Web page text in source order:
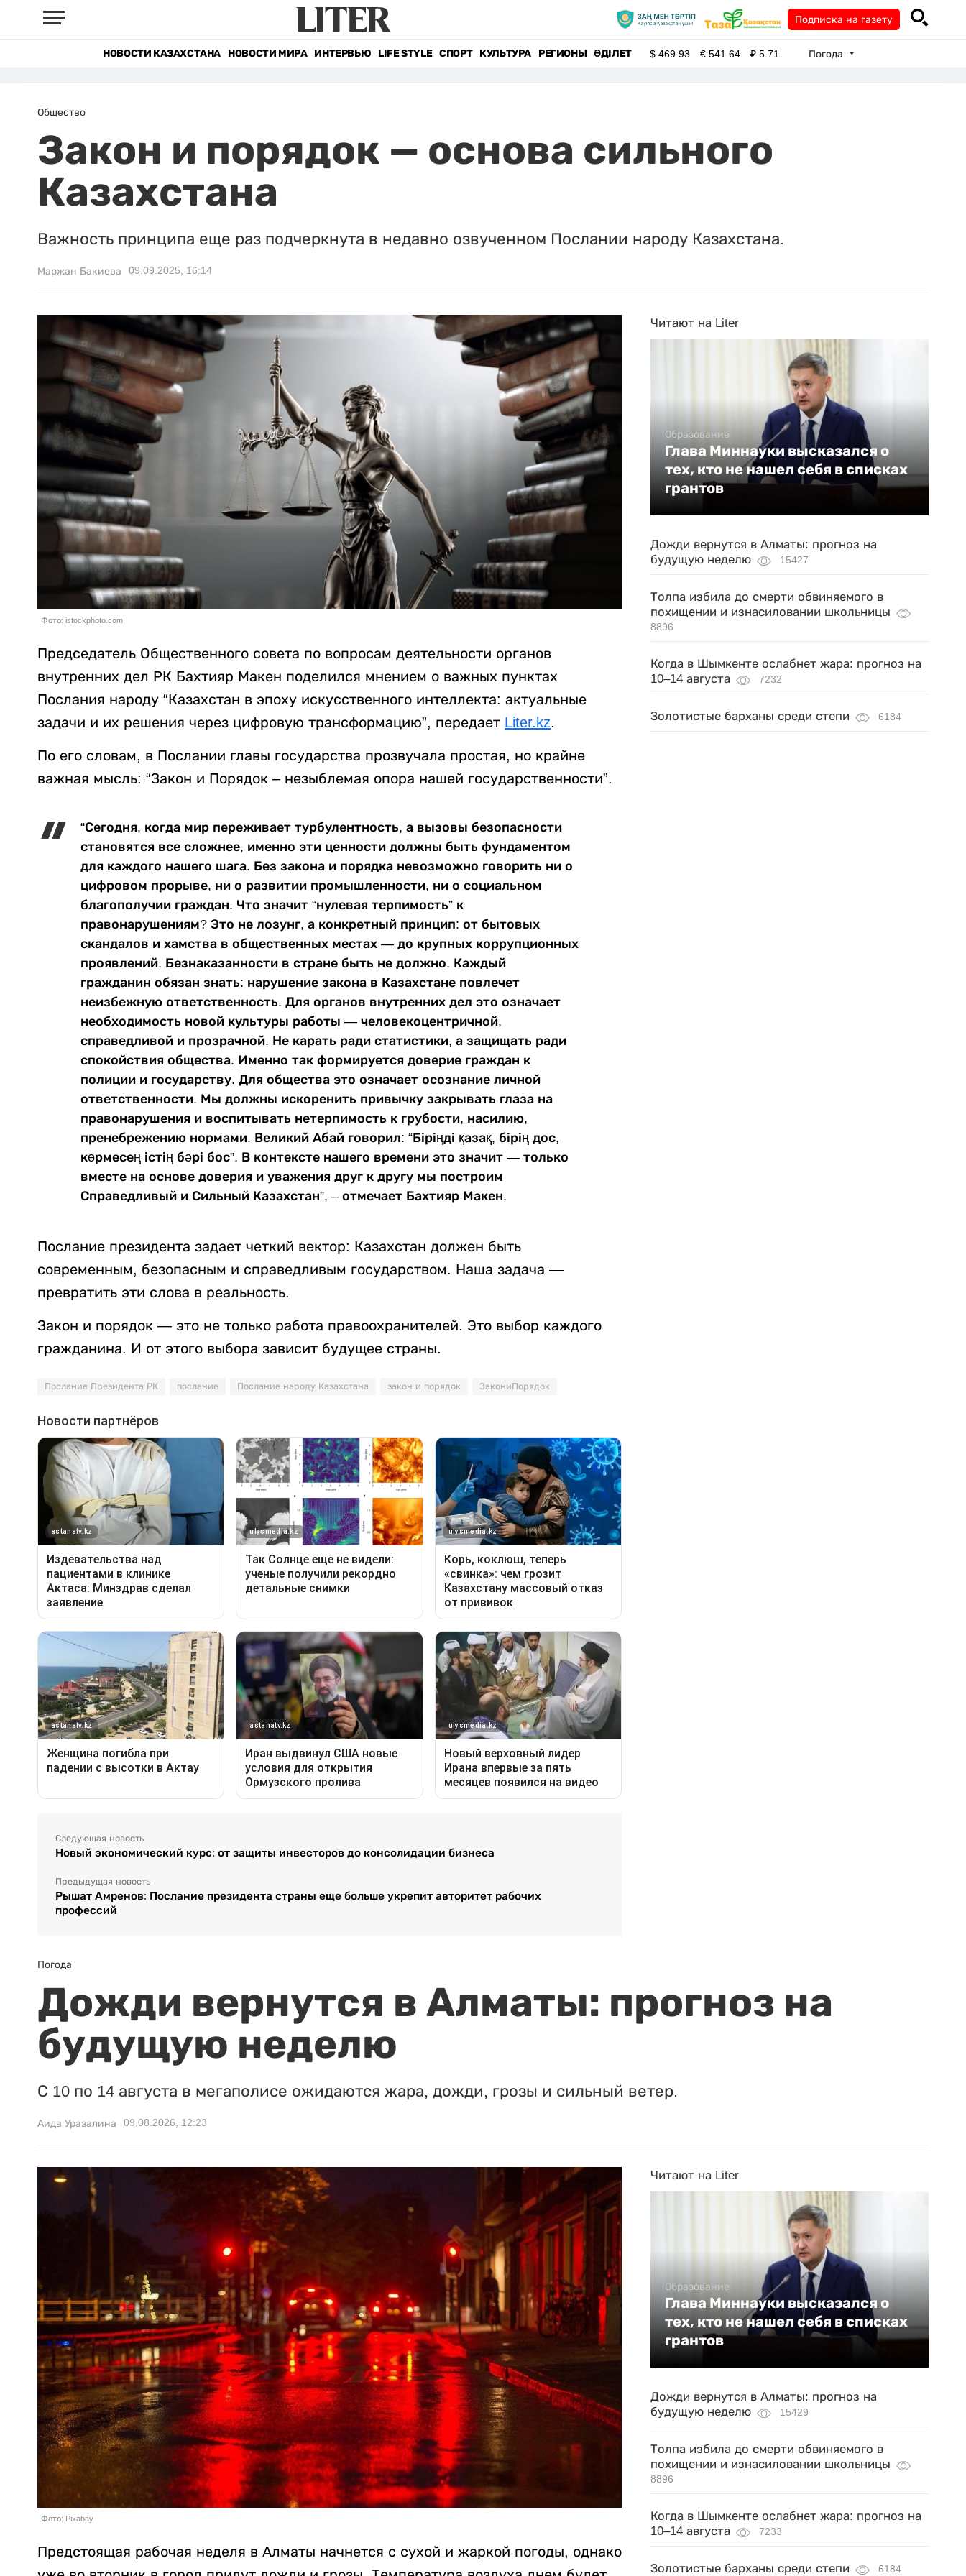
Подписка на газету
НОВОСТИ КАЗАХСТАНА НОВОСТИ МИРА ИНТЕРВЬЮ LIFE STYLE СПОРТ КУЛЬТУРА РЕГИОНЫ ӘДІЛЕТ $469.93 €541.64 ₽5.71 Погода
Общество
Закон и порядок — основа сильного
Казахстана
Важность принципа еще раз подчеркнута в недавно озвученном Послании народу Казахстана.
Маржан Бакиева 09.09.2025, 16:14
Фото: istockphoto.com
Председатель Общественного совета по вопросам деятельности органов
внутренних дел РК Бахтияр Макен поделился мнением о важных пунктах
Послания народу “Казахстан в эпоху искусственного интеллекта: актуальные
задачи и их решения через цифровую трансформацию”, передает Liter.kz.
По его словам, в Послании главы государства прозвучала простая, но крайне
важная мысль: “Закон и Порядок – незыблемая опора нашей государственности”.
“Сегодня, когда мир переживает турбулентность, а вызовы безопасности
становятся все сложнее, именно эти ценности должны быть фундаментом
для каждого нашего шага. Без закона и порядка невозможно говорить ни о
цифровом прорыве, ни о развитии промышленности, ни о социальном
благополучии граждан. Что значит “нулевая терпимость” к
правонарушениям? Это не лозунг, а конкретный принцип: от бытовых
скандалов и хамства в общественных местах — до крупных коррупционных
проявлений. Безнаказанности в стране быть не должно. Каждый
гражданин обязан знать: нарушение закона в Казахстане повлечет
неизбежную ответственность. Для органов внутренних дел это означает
необходимость новой культуры работы — человекоцентричной,
справедливой и прозрачной. Не карать ради статистики, а защищать ради
спокойствия общества. Именно так формируется доверие граждан к
полиции и государству. Для общества это означает осознание личной
ответственности. Мы должны искоренить привычку закрывать глаза на
правонарушения и воспитывать нетерпимость к грубости, насилию,
пренебрежению нормами. Великий Абай говорил: “Біріңді қазақ, бірің дос,
көрмесең істің бәрі бос”. В контексте нашего времени это значит — только
вместе на основе доверия и уважения друг к другу мы построим
Справедливый и Сильный Казахстан”, – отмечает Бахтияр Макен.
Послание президента задает четкий вектор: Казахстан должен быть
современным, безопасным и справедливым государством. Наша задача —
превратить эти слова в реальность.
Закон и порядок — это не только работа правоохранителей. Это выбор каждого
гражданина. И от этого выбора зависит будущее страны.
Послание Президента РК послание Послание народу Казахстана закон и порядок ЗакониПорядок
Следующая новость
Новый экономический курс: от защиты инвесторов до консолидации бизнеса
Предыдущая новость
Рышат Амренов: Послание президента страны еще больше укрепит авторитет рабочих
профессий
Читают на Liter
Образование
Глава Миннауки высказался о
тех, кто не нашел себя в списках
грантов
Дожди вернутся в Алматы: прогноз на
будущую неделю
15427
Толпа избила до смерти обвиняемого в
похищении и изнасиловании школьницы
8896
Когда в Шымкенте ослабнет жара: прогноз на
10–14 августа
7232
Золотистые барханы среди степи 6184
Погода
Дожди вернутся в Алматы: прогноз на
будущую неделю
С 10 по 14 августа в мегаполисе ожидаются жара, дожди, грозы и сильный ветер.
Аида Уразалина 09.08.2026, 12:23
Фото: Pixabay
Предстоящая рабочая неделя в Алматы начнется с сухой и жаркой погоды, однако
Читают на Liter
Образование
Глава Миннауки высказался о
тех, кто не нашел себя в списках
грантов
Дожди вернутся в Алматы: прогноз на
будущую неделю
15429
Толпа избила до смерти обвиняемого в
похищении и изнасиловании школьницы
8896
Когда в Шымкенте ослабнет жара: прогноз на
10–14 августа
7233
Золотистые барханы среди степи 6184